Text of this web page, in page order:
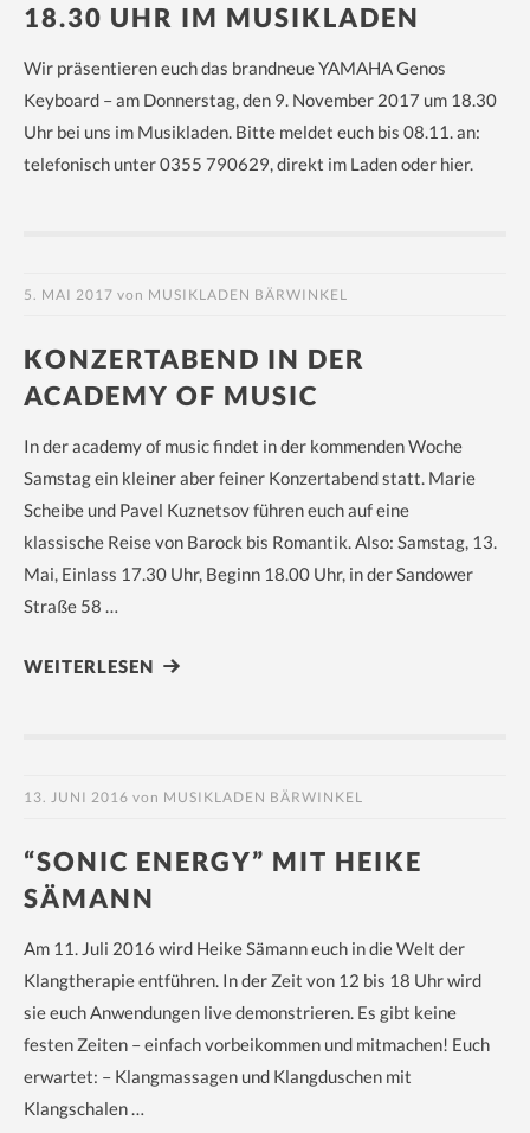
18.30 UHR IM MUSIKLADEN
Wir präsentieren euch das brandneue YAMAHA Genos
Keyboard – am Donnerstag, den 9. November 2017 um 18.30
Uhr bei uns im Musikladen. Bitte meldet euch bis 08.11. an:
telefonisch unter 0355 790629, direkt im Laden oder hier.
5. MAI 2017 von MUSIKLADEN BÄRWINKEL
KONZERTABEND IN DER
ACADEMY OF MUSIC
In der academy of music findet in der kommenden Woche
Samstag ein kleiner aber feiner Konzertabend statt. Marie
Scheibe und Pavel Kuznetsov führen euch auf eine
klassische Reise von Barock bis Romantik. Also: Samstag, 13.
Mai, Einlass 17.30 Uhr, Beginn 18.00 Uhr, in der Sandower
Straße 58 …
WEITERLESEN
13. JUNI 2016 von MUSIKLADEN BÄRWINKEL
“SONIC ENERGY” MIT HEIKE
SÄMANN
Am 11. Juli 2016 wird Heike Sämann euch in die Welt der
Klangtherapie entführen. In der Zeit von 12 bis 18 Uhr wird
sie euch Anwendungen live demonstrieren. Es gibt keine
festen Zeiten – einfach vorbeikommen und mitmachen! Euch
erwartet: – Klangmassagen und Klangduschen mit
Klangschalen …